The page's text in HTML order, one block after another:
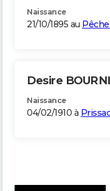
Naissance
21/10/1895 au
Desire
Naissance
04/02/1910 à Prissac